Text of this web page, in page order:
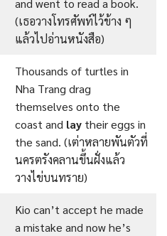
and went to read a book.
(เธอวางโทรศัพท์ไว้ข้าง ๆ
แล้วไปอ่านหนังสือ)
Thousands of turtles in
Nha Trang drag
themselves onto the
coast and lay their eggs in
the sand. (เต่าหลายพันตัวที่
นครตรังคลานขึ้นฝั่งแล้ว
วางไข่บนทราย)
Kio can’t accept he made
a mistake and now he’s